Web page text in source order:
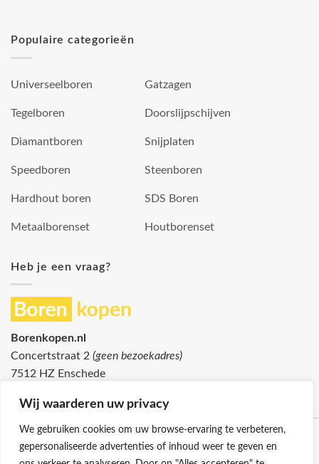
Wij waarderen uw privacy
We gebruiken cookies om uw browse-ervaring te verbeteren,
gepersonaliseerde advertenties of inhoud weer te geven en
Populaire categorieën
Universeelboren
Tegelboren
Diamantboren
Speedboren
Hardhout boren
Metaalborenset
Gatzagen
Doorslijpschijven
Snijplaten
Steenboren
SDS Boren
Houtborenset
Heb je een vraag?
Borenkopen.nl
Concertstraat 2 (geen bezoekadres)
7512 HZ Enschede